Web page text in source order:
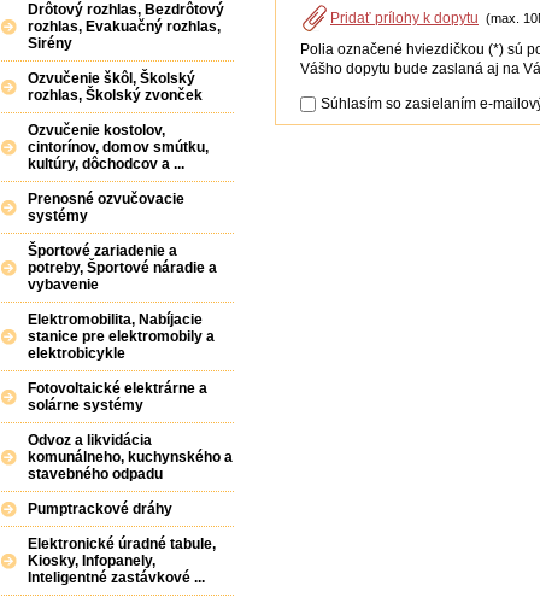
Pridať prílohy k dopytu (max.
Polia označené hviezdičkou (*) sú
Vášho dopytu bude zaslaná aj na
Súhlasím so zasielaním e-
Drôtový rozhlas, Bezdrôtový
rozhlas, Evakuačný rozhlas,
Sirény
Ozvučenie škôl, Školský
rozhlas, Školský zvonček
Ozvučenie kostolov,
cintorínov, domov smútku,
kultúry, dôchodcov a ...
Prenosné ozvučovacie
systémy
Športové zariadenie a
potreby, Športové náradie a
vybavenie
Elektromobilita, Nabíjacie
stanice pre elektromobily a
elektrobicykle
Fotovoltaické elektrárne a
solárne systémy
Odvoz a likvidácia
komunálneho, kuchynského a
stavebného odpadu
Pumptrackové dráhy
Elektronické úradné tabule,
Kiosky, Infopanely,
Inteligentné zastávkové ...